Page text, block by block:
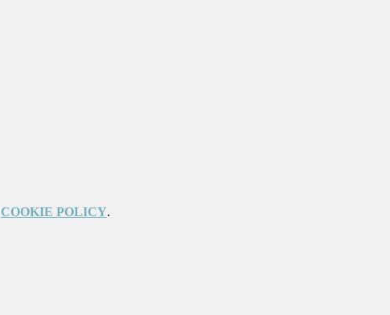
COOKIE POLICY.